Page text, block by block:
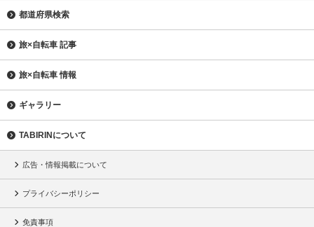
都道府県検索
旅×自転車 記事
旅×自転車 情報
ギャラリー
TABIRINについて
広告・情報掲載について
プライバシーポリシー
免責事項